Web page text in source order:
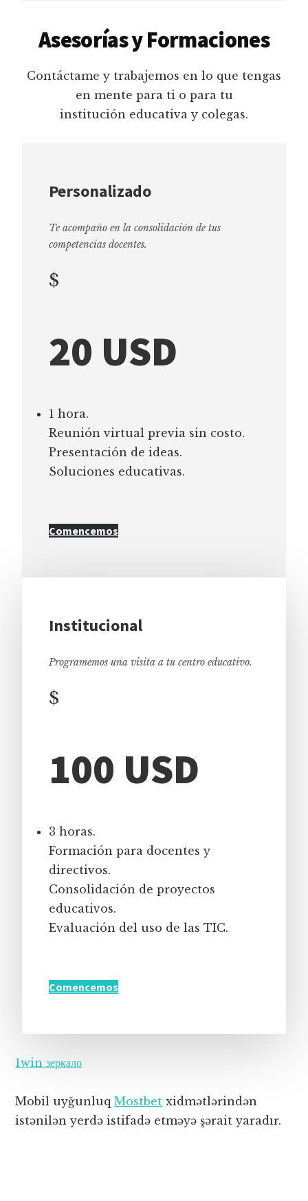
Asesorías y Formaciones
Contáctame y trabajemos en lo que tengas
en mente para ti o para tu
institución educativa y colegas.
Personalizado
Te acompaño en la consolidación de tus
competencias docentes.
$
20 USD
1 hora.
Reunión virtual previa sin costo.
Presentación de ideas.
Soluciones educativas.
Comencemos
Institucional
Programemos una visita a tu centro educativo.
$
100 USD
3 horas.
Formación para docentes y
directivos.
Consolidación de proyectos
educativos.
Evaluación del uso de las TIC.
Comencemos
1win зеркало
Mobil uyğunluqMostbet xidmətlərindən
istənilən yerdə istifadə etməyə şərait yaradır.